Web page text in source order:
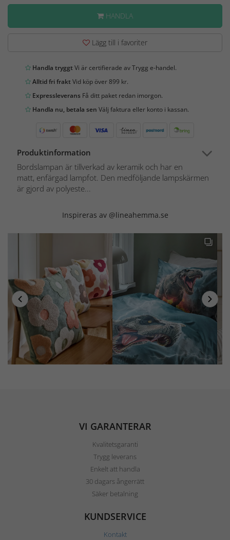
HANDLA
Lägg till i favoriter
Handla tryggtVi är certifierade av Trygg e-handel.
Alltid fri fraktVid köp över 899 kr.
Expressleverans Få ditt paket redan imorgon.
Handla nu, betala sen Välj faktura eller konto i kassan.
Produktinformation
Bordslampan är tillverkad av keramik och har en
matt, enfärgad lampfot. Den medföljande lampskärmen
är gjord av polyeste...
Inspireras av @lineahemma.se
VI GARANTERAR
Kvalitetsgaranti
Trygg leverans
Enkelt att handla
30 dagars ångerrätt
Säker betalning
KUNDSERVICE
Kontakt